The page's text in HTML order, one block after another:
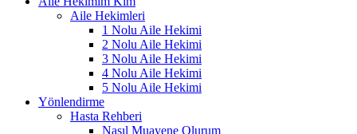
Aile Hekimleri
1 Nolu Aile Hekimi
2 Nolu Aile Hekimi
3 Nolu Aile Hekimi
4 Nolu Aile Hekimi
5 Nolu Aile Hekimi
Yönlendirme
Hasta Rehberi
Nasıl Muayene Olurum